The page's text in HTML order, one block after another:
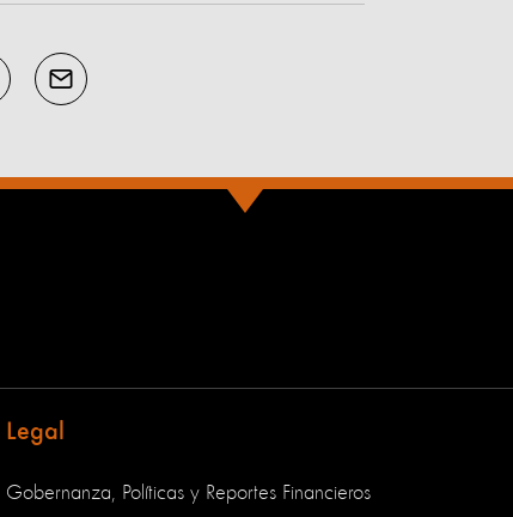
Legal
Gobernanza, Políticas y Reportes Financieros